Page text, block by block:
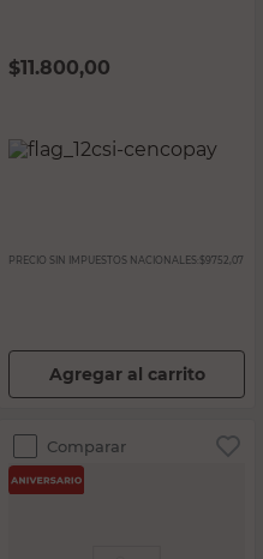
$11.800,00
PRECIO SIN IMPUESTOS NACIONALES: $9752,07
Agregar al carrito
Comparar